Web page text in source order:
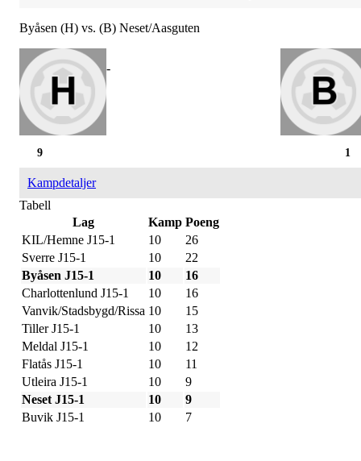
Byåsen (H) vs. (B) Neset/Aasguten
-
1
9
Kampdetaljer
Tabell
Lag
Kamp Poeng
KIL/Hemne J15-1
10
26
Sverre J15-1
10
22
Byåsen J15-1
10
16
Charlottenlund J15-1
10
16
Vanvik/Stadsbygd/Rissa 10
15
Tiller J15-1
10
13
Meldal J15-1
10
12
Flatås J15-1
10
11
Utleira J15-1
10
9
Neset J15-1
10
9
Buvik J15-1
10 7